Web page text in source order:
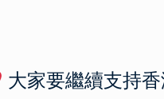
大家要繼續支持